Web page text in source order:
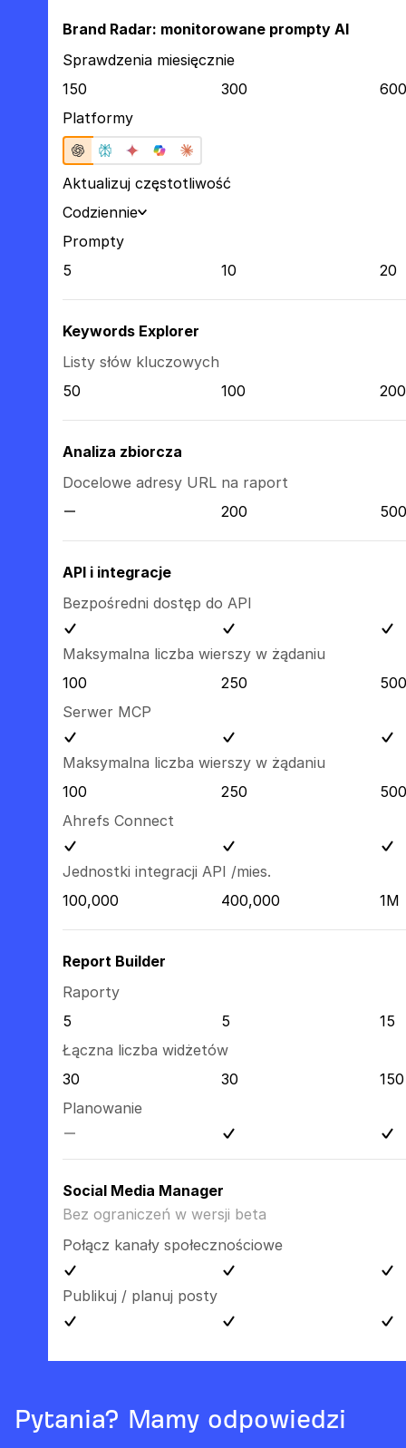
Brand Radar: monitorowane prompty AI
Sprawdzenia miesięcznie
150
300
600
Platformy
Aktualizuj częstotliwość
Codziennie
Prompty
5
10 20
Keywords Explorer
Listy słów kluczowych
50
100 200
Analiza zbiorcza
Docelowe adresy URL na raport
200
500
API i integracje
Bezpośredni dostęp do API
Maksymalna liczba wierszy w żądaniu
100
250
500
Serwer MCP
Maksymalna liczba wierszy w żądaniu
100
250
500
Ahrefs Connect
Jednostki integracji API /mies.
100,000
400,000 1M
Report Builder
Raporty
5
5
15
Łączna liczba widżetów
30
30
150
Planowanie
Social Media Manager
Bez ograniczeń w wersji beta
Połącz kanały społecznościowe
Publikuj / planuj posty
Pytania? Mamy odpowiedzi